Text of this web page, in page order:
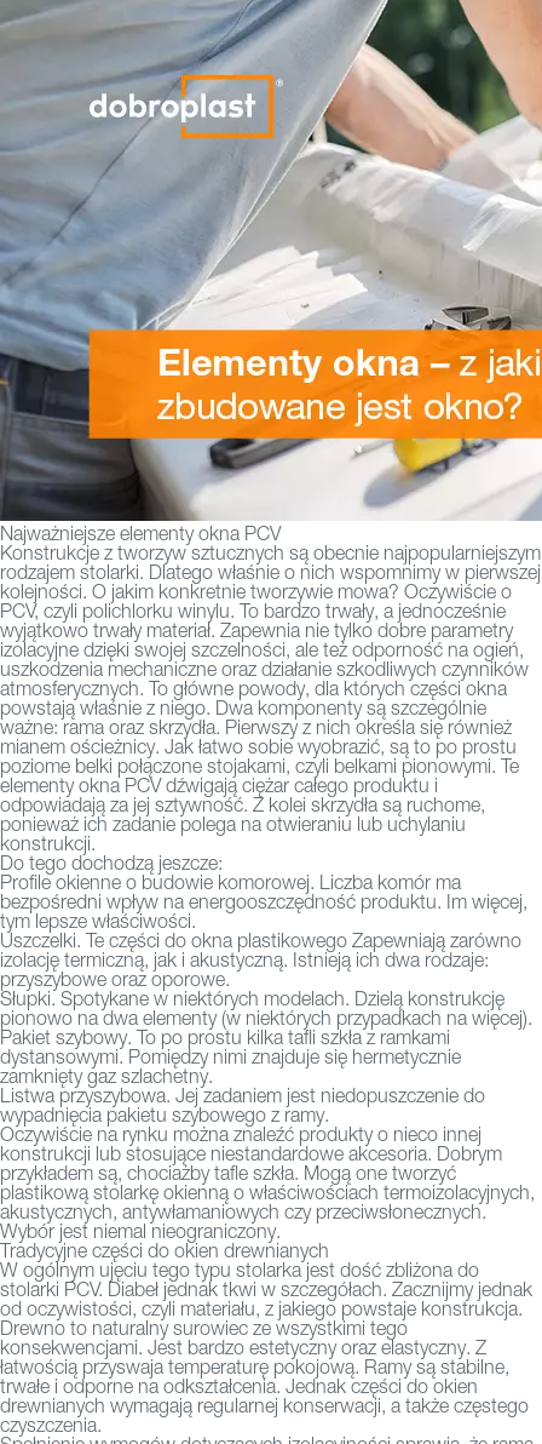
Najważniejsze elementy okna PCV
Konstrukcje z tworzyw sztucznych są obecnie najpopularniejszym
rodzajem stolarki. Dlatego właśnie o nich wspomnimy w pierwszej
kolejności. O jakim konkretnie tworzywie mowa? Oczywiście o
PCV, czyli polichlorku winylu. To bardzo trwały, a jednocześnie
wyjątkowo trwały materiał. Zapewnia nie tylko dobre parametry
izolacyjne dzięki swojej szczelności, ale też odporność na ogień,
uszkodzenia mechaniczne oraz działanie szkodliwych czynników
atmosferycznych. To główne powody, dla których części okna
powstają właśnie z niego. Dwa komponenty są szczególnie
ważne: rama oraz skrzydła. Pierwszy z nich określa się również
mianem ościeżnicy. Jak łatwo sobie wyobrazić, są to po prostu
poziome belki połączone stojakami, czyli belkami pionowymi. Te
elementy okna PCV dźwigają ciężar całego produktu i
odpowiadają za jej sztywność. Z kolei skrzydła są ruchome,
ponieważ ich zadanie polega na otwieraniu lub uchylaniu
konstrukcji.
Do tego dochodzą jeszcze:
Profile okienne o budowie komorowej. Liczba komór ma
bezpośredni wpływ na energooszczędność produktu. Im więcej,
tym lepsze właściwości.
Uszczelki. Te części do okna plastikowego Zapewniają zarówno
izolację termiczną, jak i akustyczną. Istnieją ich dwa rodzaje:
przyszybowe oraz oporowe.
Słupki. Spotykane w niektórych modelach. Dzielą konstrukcję
pionowo na dwa elementy (w niektórych przypadkach na więcej).
Pakiet szybowy. To po prostu kilka tafli szkła z ramkami
dystansowymi. Pomiędzy nimi znajduje się hermetycznie
zamknięty gaz szlachetny.
Listwa przyszybowa. Jej zadaniem jest niedopuszczenie do
wypadnięcia pakietu szybowego z ramy.
Oczywiście na rynku można znaleźć produkty o nieco innej
konstrukcji lub stosujące niestandardowe akcesoria. Dobrym
przykładem są, chociażby tafle szkła. Mogą one tworzyć
plastikową stolarkę okienną o właściwościach termoizolacyjnych,
akustycznych, antywłamaniowych czy przeciwsłonecznych.
Wybór jest niemal nieograniczony.
Tradycyjne części do okien drewnianych
W ogólnym ujęciu tego typu stolarka jest dość zbliżona do
stolarki PCV. Diabeł jednak tkwi w szczegółach. Zacznijmy jednak
od oczywistości, czyli materiału, z jakiego powstaje konstrukcja.
Drewno to naturalny surowiec ze wszystkimi tego
konsekwencjami. Jest bardzo estetyczny oraz elastyczny. Z
łatwością przyswaja temperaturę pokojową. Ramy są stabilne,
trwałe i odporne na odkształcenia. Jednak części do okien
drewnianych wymagają regularnej konserwacji, a także częstego
czyszczenia.